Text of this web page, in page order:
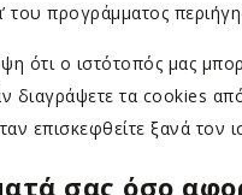
του προγράμματος
ότι ο ιστότοπός μας
διαγράψετε τα cookies
επισκεφθείτε ξανά τον
σας όσο